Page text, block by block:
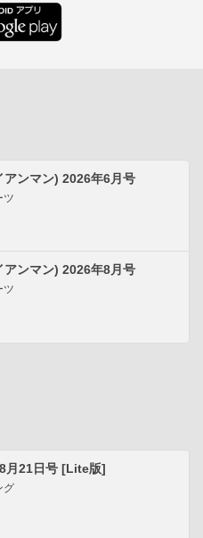
アンマン) 2026年6月号
ツ
アンマン) 2026年8月号
ツ
月21日号 [Lite版]
グ